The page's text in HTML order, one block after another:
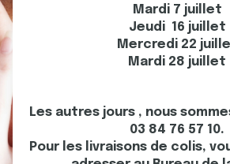
Mardi 7 juillet
Jeudi 16 juillet
Mercredi 22
Mardi 28 juillet
Les autres jours , nous
03 84 76 57 10.
Pour les livraisons de colis,